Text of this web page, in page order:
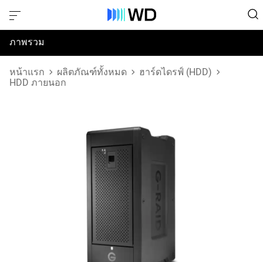
ภาพรวม
ข้อมูลจำเพาะ
หน้าแรก ผลิตภัณฑ์ทั้งหมด
ฮาร์ดไดรฟ์ (HDD)
HDD ภายนอก